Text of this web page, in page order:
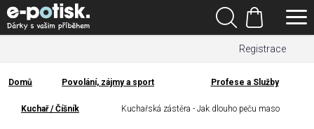
Přejít
na
obsah
Registrace
Hledat
Nákupní
košík
Kategorie
Domů
Domů Povolání, zájmy a sport Profese a Služby
Kuchař / Číšník Kuchařská zástěra - Jak dlouho peču maso